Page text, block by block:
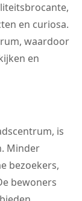
en curiosa.
waardoor
en
is
Minder
bezoekers,
bewoners